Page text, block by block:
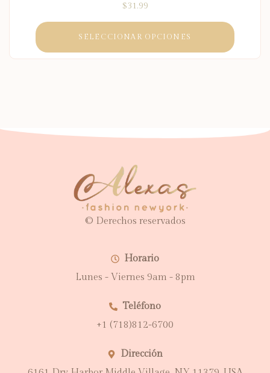
$31.99
SELECCIONAR OPCIONES
© Derechos reservados
Horario
Lunes - Viernes 9am - 8pm
Teléfono
+1 (718)812-6700
Dirección